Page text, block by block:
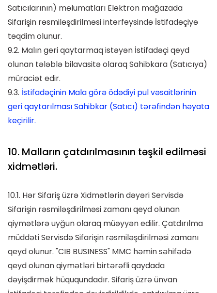
Satıcılarının) məlumatları Elektron mağazada
Sifarişin rəsmiləşdirilməsi interfeysində İstifadəçiyə
təqdim olunur.
9.2. Malın geri qaytarmaq istəyən İstifadəçi qeyd
olunan tələblə bilavasitə olaraq Sahibkara (Satıcıya)
müraciət edir.
9.3. İstifadəçinin Mala görə ödədiyi pul vəsaitlərinin
geri qaytarılması Sahibkar (Satıcı) tərəfindən həyata
keçirilir.
10. Malların çatdırılmasının təşkil edilməsi
xidmətləri.
10.1. Hər Sifariş üzrə Xidmətlərin dəyəri Servisdə
Sifarişin rəsmiləşdirilməsi zamanı qeyd olunan
qiymətlərə uyğun olaraq müəyyən edilir. Çatdırılma
müddəti Servisdə Sifarişin rəsmiləşdirilməsi zamanı
qeyd olunur. "CIB BUSINESS" MMC həmin səhifədə
qeyd olunan qiymətləri birtərəfli qaydada
dəyişdirmək hüququndadır. Sifariş üzrə ünvan